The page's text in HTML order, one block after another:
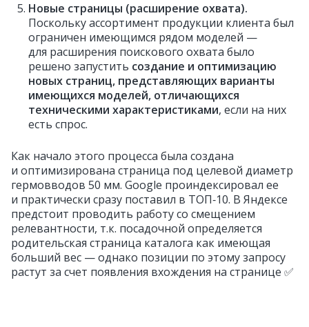
Новые страницы (расширение охвата).
Поскольку ассортимент продукции клиента был
ограничен имеющимся рядом моделей —
для расширения поискового охвата было
решено запустить создание и оптимизацию
новых страниц, представляющих варианты
имеющихся моделей, отличающихся
техническими характеристиками, если на них
есть спрос.
Как начало этого процесса была создана
и оптимизирована страница под целевой диаметр
гермовводов 50 мм. Google проиндексировал ее
и практически сразу поставил в ТОП‑10. В Яндексе
предстоит проводить работу со смещением
релевантности, т.к. посадочной определяется
родительская страница каталога как имеющая
больший вес — однако позиции по этому запросу
растут за счет появления вхождения на странице ✅